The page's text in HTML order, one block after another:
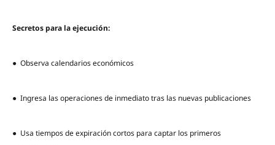
Secretos para la ejecución:
● Observa calendarios económicos
● Ingresa las operaciones de inmediato tras las nuevas publicaciones
● Usa tiempos de expiración cortos para captar los primeros